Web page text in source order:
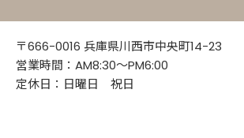
〒666-0016 兵庫県川西市中央町14-23
営業時間：AM8:30～PM6:00
定休日：日曜日 祝日